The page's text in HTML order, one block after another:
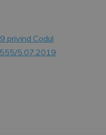
privind Codul
5.07.2019